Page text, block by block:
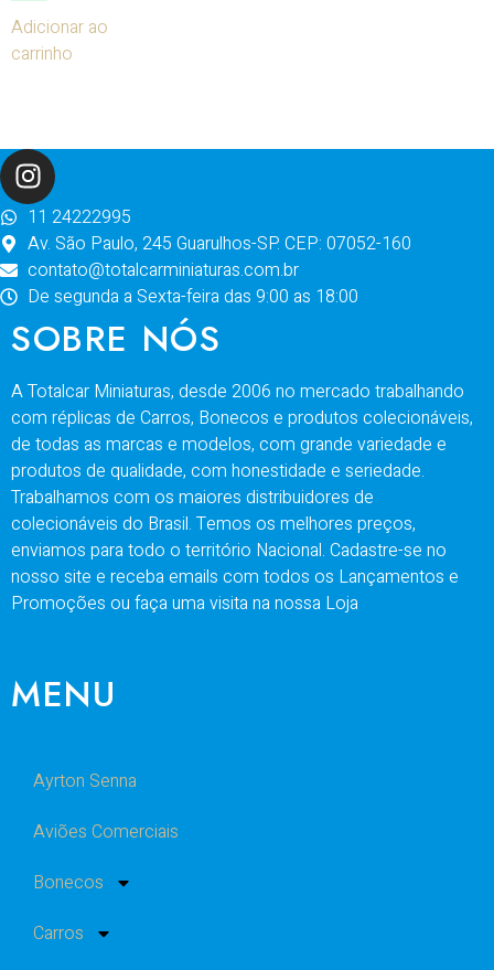
Adicionar ao
carrinho
11 24222995
Av. São Paulo, 245 Guarulhos-SP. CEP: 07052-160
contato@totalcarminiaturas.com.br
De segunda a Sexta-feira das 9:00 as 18:00
SOBRE NÓS
A Totalcar Miniaturas, desde 2006 no mercado trabalhando
com réplicas de Carros, Bonecos e produtos colecionáveis,
de todas as marcas e modelos, com grande variedade e
produtos de qualidade, com honestidade e seriedade.
Trabalhamos com os maiores distribuidores de
colecionáveis do Brasil. Temos os melhores preços,
enviamos para todo o território Nacional. Cadastre-se no
nosso site e receba emails com todos os Lançamentos e
Promoções ou faça uma visita na nossa Loja
MENU
Ayrton Senna
Aviões Comerciais
Bonecos
Carros